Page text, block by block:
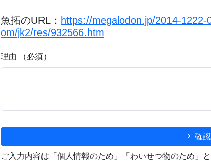
魚拓のURL： https://megalodon.jp/2014-
om/jk2/res/932566.htm
理由 （必須）
確認
ご入力内容は「個人情報のため」「わいせつ物のため」